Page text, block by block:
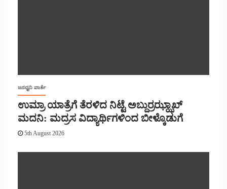
ಜನಧ್ವನಿ ವಾರ್ತೆ
ಉಮ್ರಾ ಯಾತ್ರೆಗೆ ತೆರಳಿದ ನಿಟ್ಟೆ ಅಬ್ದುರ್ರಝ್ಝಾಖ್
ಮದನಿ: ಮದ್ರಸ ವಿದ್ಯಾರ್ಥಿಗಳಿಂದ ಬೀಳ್ಕೊಡುಗೆ
5th August 2026